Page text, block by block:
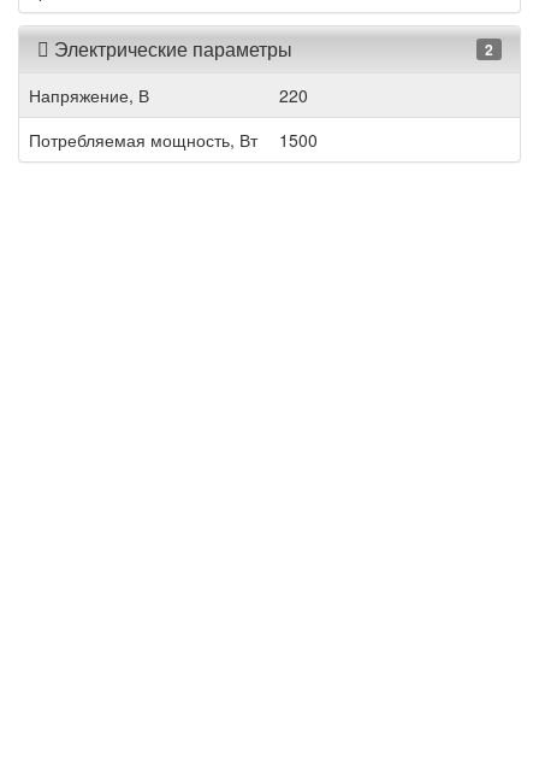
Электрические параметры 2
Напряжение, В
220
Потребляемая мощность, Вт
1500